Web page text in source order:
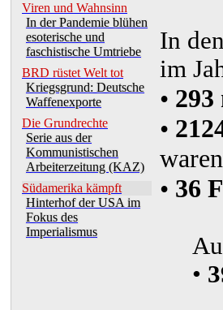
Viren und Wahnsinn
In der Pandemie blühen
esoterische und
faschistische Umtriebe
BRD rüstet Welt tot
Kriegsgrund: Deutsche
Waffenexporte
Die Grundrechte
Serie aus der
Kommunistischen
Arbeiterzeitung (KAZ)
Südamerika kämpft
Hinterhof der USA im
Fokus des
Imperialismus
In
im
• 293
•
waren
• 36
•